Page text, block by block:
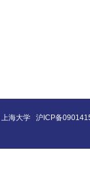
上海大学 沪ICP备